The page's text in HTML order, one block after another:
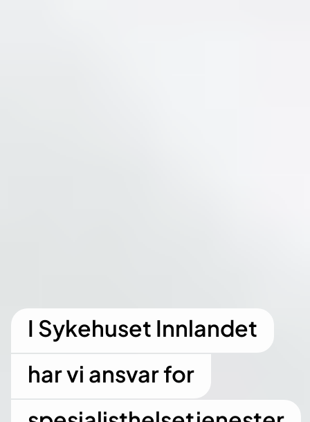
I Sykehuset Innlandet
har vi ansvar for